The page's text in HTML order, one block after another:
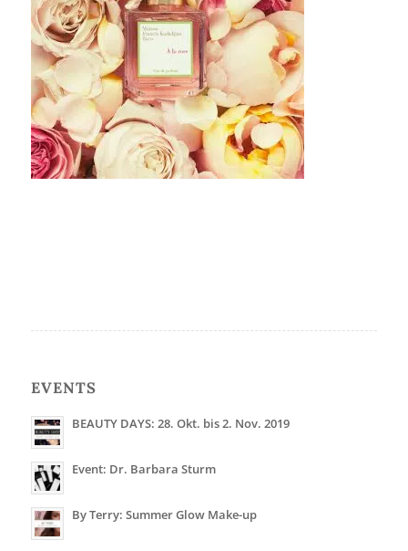
EVENTS
BEAUTY DAYS: 28. Okt. bis 2. Nov. 2019
Event: Dr. Barbara Sturm
By Terry: Summer Glow Make-up